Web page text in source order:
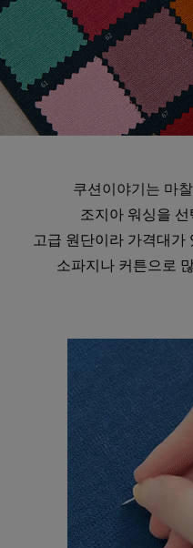
쿠션이야기는 마
조지아 워싱을
고급 원단이라 가격대가
소파지나 커튼으로